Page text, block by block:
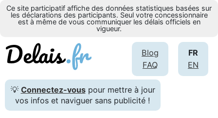
Ce site participatif affiche des données statistiques basées sur
les déclarations des participants. Seul votre concessionnaire
est à même de vous communiquer les délais officiels en
vigueur.
FR
EN
Blog
FAQ
💡 Connectez-vouspour mettre à jour
vos infos et naviguer sans publicité !